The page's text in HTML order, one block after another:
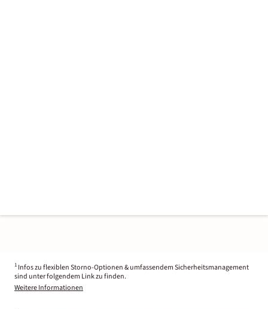
1 Infos zu flexiblen Storno-Optionen & umfassendem Sicherheitsmanagement
sind unter folgendem Link zu finden.
Weitere Informationen